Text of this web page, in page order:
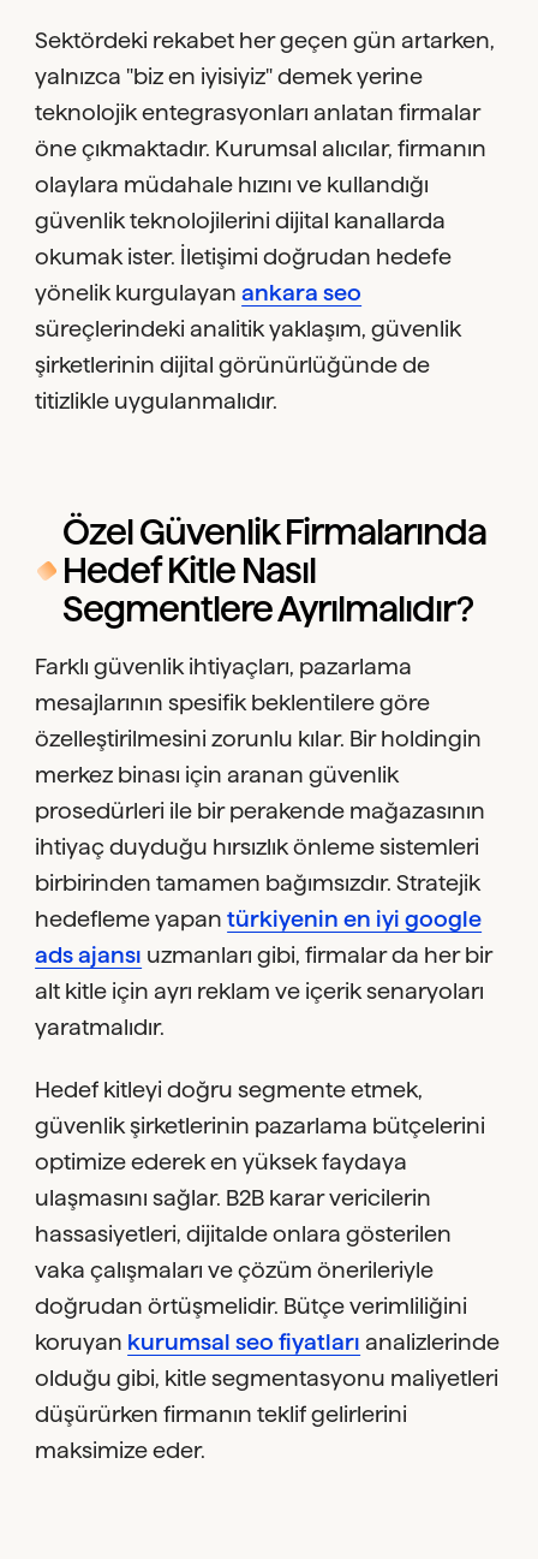
Sektördeki rekabet her geçen gün artarken,
yalnızca "biz en iyisiyiz" demek yerine
teknolojik entegrasyonları anlatan firmalar
öne çıkmaktadır. Kurumsal alıcılar, firmanın
olaylara müdahale hızını ve kullandığı
güvenlik teknolojilerini dijital kanallarda
okumak ister. İletişimi doğrudan hedefe
yönelik kurgulayanankara seo
süreçlerindeki analitik yaklaşım, güvenlik
şirketlerinin dijital görünürlüğünde de
titizlikle uygulanmalıdır.
Özel Güvenlik Firmalarında
Hedef Kitle Nasıl
Segmentlere Ayrılmalıdır?
Farklı güvenlik ihtiyaçları, pazarlama
mesajlarının spesifik beklentilere göre
özelleştirilmesini zorunlu kılar. Bir holdingin
merkez binası için aranan güvenlik
prosedürleri ile bir perakende mağazasının
ihtiyaç duyduğu hırsızlık önleme sistemleri
birbirinden tamamen bağımsızdır. Stratejik
hedefleme yapantürkiyenin en iyi google
ads ajansı uzmanları gibi, firmalar da her bir
alt kitle için ayrı reklam ve içerik senaryoları
yaratmalıdır.
Hedef kitleyi doğru segmente etmek,
güvenlik şirketlerinin pazarlama bütçelerini
optimize ederek en yüksek faydaya
ulaşmasını sağlar. B2B karar vericilerin
hassasiyetleri, dijitalde onlara gösterilen
vaka çalışmaları ve çözüm önerileriyle
doğrudan örtüşmelidir. Bütçe verimliliğini
koruyan kurumsal seo fiyatları analizlerinde
olduğu gibi, kitle segmentasyonu maliyetleri
düşürürken firmanın teklif gelirlerini
maksimize eder.